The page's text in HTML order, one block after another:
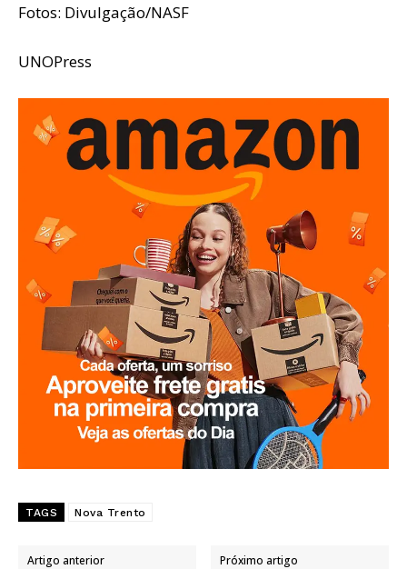
Fotos: Divulgação/NASF
UNOPress
TAGS Nova Trento
Artigo anterior Próximo artigo